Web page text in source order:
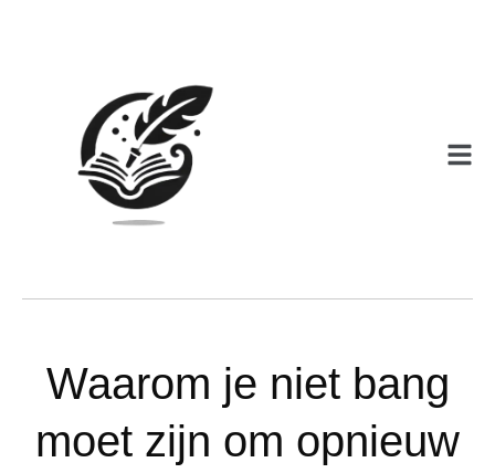
Waarom je niet bang
moet zijn om opnieuw